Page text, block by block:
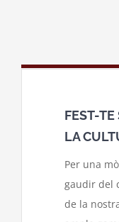
FEST-TE
LA
Per una
gaudir del
de la